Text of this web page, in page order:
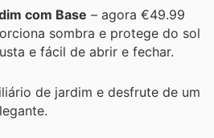
com Base – agora €49.99
sombra e protege do sol
e fácil de abrir e fechar.
de jardim e desfrute de um